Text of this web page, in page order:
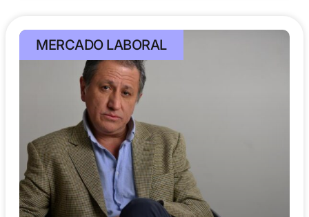
MERCADO LABORAL